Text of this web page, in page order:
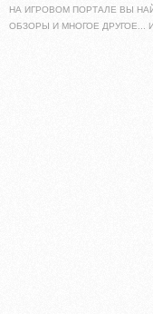
НА ИГРОВОМ ПОРТАЛЕ ВЫ
ОБЗОРЫ И МНОГОЕ ДРУГОЕ...